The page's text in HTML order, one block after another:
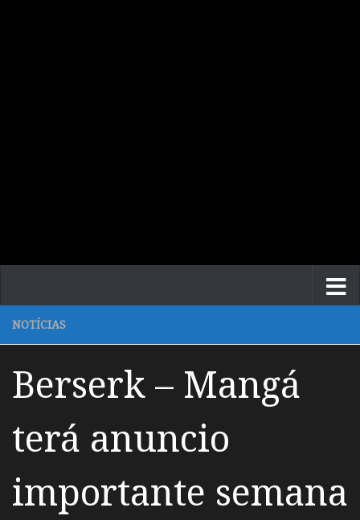
NOTÍCIAS
Berserk – Mangá
terá anuncio
importante semana